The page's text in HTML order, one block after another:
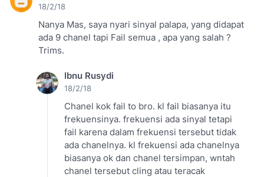
18/2/18
Nanya Mas, saya nyari sinyal palapa, yang didapat
ada 9 chanel tapi Fail semua , apa yang salah ?
Trims.
Ibnu Rusydi
18/2/18
Chanel kok fail to bro. kl fail biasanya itu
frekuensinya. frekuensi ada sinyal tetapi
fail karena dalam frekuensi tersebut tidak
ada chanelnya. kl frekuensi ada chanelnya
biasanya ok dan chanel tersimpan, wntah
chanel tersebut cling atau teracak